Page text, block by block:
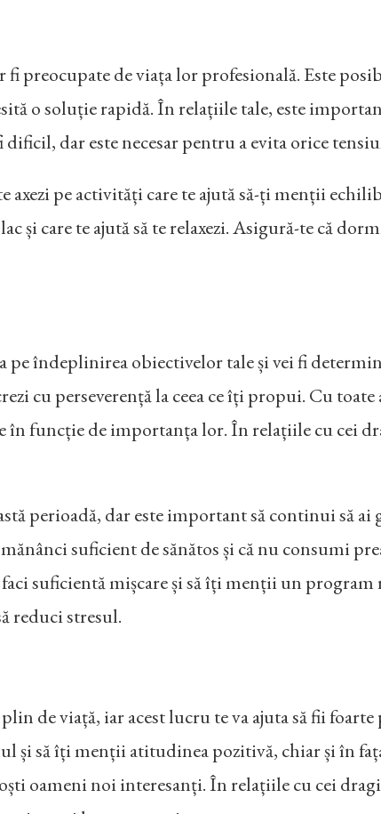
fi preocupate de viața lor profesională. Este
o soluție rapidă. În relațiile tale, este
dar este necesar pentru a evita orice
axezi pe activități care te ajută să-ți menții
și care te ajută să te relaxezi. Asigură-te că
pe îndeplinirea obiectivelor tale și vei fi
cu perseverență la ceea ce îți propui. Cu
funcție de importanța lor. În relațiile cu cei
perioadă, dar este important să continui să
suficient de sănătos și că nu consumi
suficientă mișcare și să îți menții un
reduci stresul.
plin de viață, iar acest lucru te va ajuta să fii
să îți menții atitudinea pozitivă, chiar și în
oameni noi interesanți. În relațiile cu cei